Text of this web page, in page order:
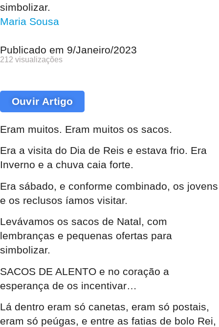
simbolizar.
Maria Sousa
Publicado em 9/Janeiro/2023
212 visualizações
Ouvir Artigo
Eram muitos. Eram muitos os sacos.
Era a visita do Dia de Reis e estava frio. Era
Inverno e a chuva caia forte.
Era sábado, e conforme combinado, os jovens
e os reclusos íamos visitar.
Levávamos os sacos de Natal, com
lembranças e pequenas ofertas para
simbolizar.
SACOS DE ALENTO e no coração a
esperança de os incentivar…
Lá dentro eram só canetas, eram só postais,
eram só peúgas, e entre as fatias de bolo Rei,